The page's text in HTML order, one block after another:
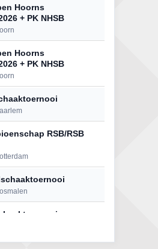
Hoorns
+ PK NHSB
Hoorns
+ PK NHSB
RSB/RSB